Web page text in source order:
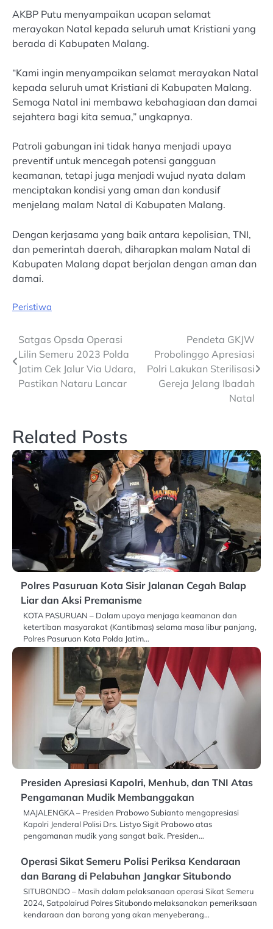
AKBP Putu menyampaikan ucapan selamat
merayakan Natal kepada seluruh umat Kristiani yang
berada di Kabupaten Malang.
“Kami ingin menyampaikan selamat merayakan Natal
kepada seluruh umat Kristiani di Kabupaten Malang.
Semoga Natal ini membawa kebahagiaan dan damai
sejahtera bagi kita semua,” ungkapnya.
Patroli gabungan ini tidak hanya menjadi upaya
preventif untuk mencegah potensi gangguan
keamanan, tetapi juga menjadi wujud nyata dalam
menciptakan kondisi yang aman dan kondusif
menjelang malam Natal di Kabupaten Malang.
Dengan kerjasama yang baik antara kepolisian, TNI,
dan pemerintah daerah, diharapkan malam Natal di
Kabupaten Malang dapat berjalan dengan aman dan
damai.
Peristiwa
Post
navigation
Satgas Opsda Operasi
Lilin Semeru 2023 Polda
Jatim Cek Jalur Via Udara,
Pastikan Nataru Lancar
Pendeta GKJW
Probolinggo Apresiasi
Polri Lakukan Sterilisasi
Gereja Jelang Ibadah
Natal
Related Posts
Polres Pasuruan Kota Sisir Jalanan Cegah Balap
Liar dan Aksi Premanisme
KOTA PASURUAN – Dalam upaya menjaga keamanan dan
ketertiban masyarakat (Kantibmas) selama masa libur panjang,
Polres Pasuruan Kota Polda Jatim…
Presiden Apresiasi Kapolri, Menhub, dan TNI Atas
Pengamanan Mudik Membanggakan
MAJALENGKA – Presiden Prabowo Subianto mengapresiasi
Kapolri Jenderal Polisi Drs. Listyo Sigit Prabowo atas
pengamanan mudik yang sangat baik. Presiden…
Operasi Sikat Semeru Polisi Periksa Kendaraan
dan Barang di Pelabuhan Jangkar Situbondo
SITUBONDO – Masih dalam pelaksanaan operasi Sikat Semeru
2024, Satpolairud Polres Situbondo melaksanakan pemeriksaan
kendaraan dan barang yang akan menyeberang…